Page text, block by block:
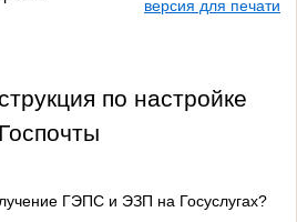
версия для печати
по настройке
Госпочты
ГЭПС и ЭЗП на Госуслугах?